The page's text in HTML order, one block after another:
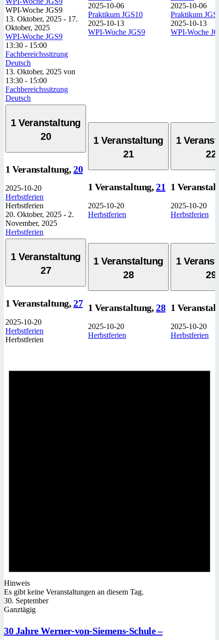
WPI-Woche JGS9
13. Oktober, 2025 - 17.
Oktober, 2025
WPI-Woche JGS9
13:30 - 15:00
Fachbereichssitzung
Deutsch
13. Oktober, 2025 von
13:30 - 15:00
Fachbereichssitzung
Deutsch
2025-10-06
Praktikum JGS10
2025-10-13
WPI-Woche JGS9
2025-10-06
Praktikum
2025-10-13
WPI-Woche
1 Veranstaltung
20
1 Veranstaltung,20
2025-10-20
Herbstferien
Herbstferien
20. Oktober, 2025 - 2.
November, 2025
Herbstferien
1 Veranstaltung
21
1 Veranstaltung,21
2025-10-20
Herbstferien
1
22
1
2025-10-20
Herbstferien
1 Veranstaltung
27
1 Veranstaltung,27
2025-10-20
Herbstferien
Herbstferien
1 Veranstaltung
28
1 Veranstaltung,28
2025-10-20
Herbstferien
1
29
1
2025-10-20
Herbstferien
Hinweis
Es gibt keine Veranstaltungen an diesem Tag.
30. September
Ganztägig
30 Jahre Werner-von-Siemens-Schule –